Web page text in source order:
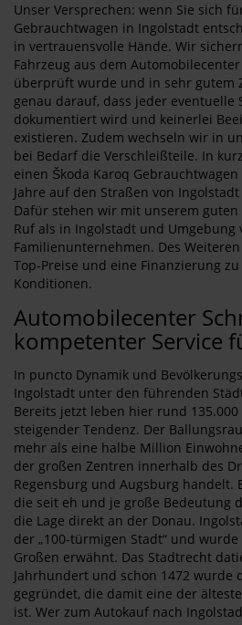
Unser Versprechen: wenn Sie sich
Gebrauchtwagen in Ingolstadt
in vertrauensvolle Hände. Wir
Fahrzeug aus dem
überprüft wurde und in sehr gutem
genau darauf, dass jeder eventuelle
dokumentiert wird und keinerlei
existieren. Zudem wechseln wir in
bei Bedarf die Verschleißteile. In
einen Škoda Karoq
Jahre auf den Straßen von
Dafür stehen wir mit unserem
Ruf als in Ingolstadt und Umgebung
Familienunternehmen. Des
Top-Preise und eine Finanzierung
Konditionen.
Automobilecenter
kompetenter Service
In puncto Dynamik und
Ingolstadt unter den führenden
Bereits jetzt leben hier rund 135.000
steigender Tendenz. Der
mehr als eine halbe Million
der großen Zentren innerhalb des
Regensburg und Augsburg handelt.
die seit eh und je große Bedeutung
die Lage direkt an der Donau.
der „100-türmigen Stadt“ und
Großen erwähnt. Das Stadtrecht
Jahrhundert und schon 1472 wurde
gegründet, die damit eine der
ist. Wer zum Autokauf nach